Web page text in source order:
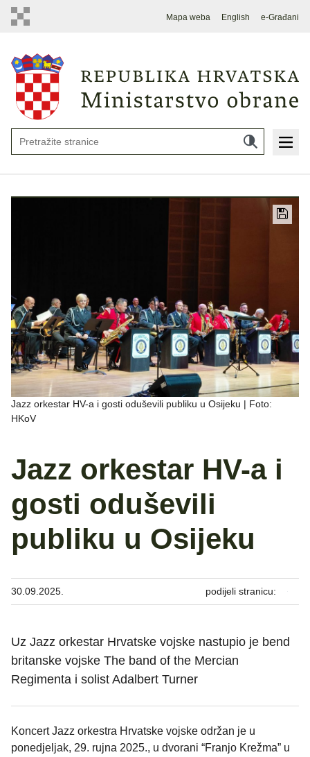
Mapa weba English e-Građani
Jazz orkestar HV-a i gosti oduševili publiku u Osijeku | Foto:
HKoV
Jazz orkestar HV-a i
gosti oduševili
publiku u Osijeku
30.09.2025. podijeli stranicu:
Uz Jazz orkestar Hrvatske vojske nastupio je bend
britanske vojske The band of the Mercian
Regimenta i solist Adalbert Turner
Koncert Jazz orkestra Hrvatske vojske održan je u
ponedjeljak, 29. rujna 2025., u dvorani “Franjo Krežma” u